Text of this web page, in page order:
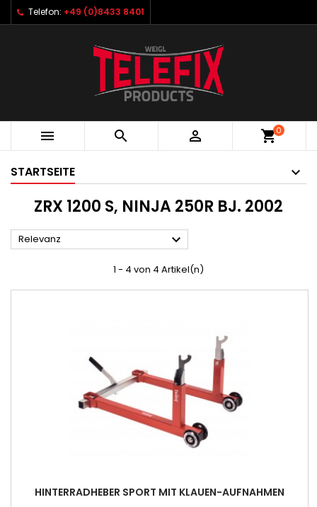
Telefon: +49 (0)8433 8401
   shopping_cart0
STARTSEITE
ZRX 1200 S, NINJA 250R BJ. 2002
Relevanz 
1 - 4 von 4 Artikel(n)
HINTERRADHEBER SPORT MIT KLAUEN-AUFNAHMEN